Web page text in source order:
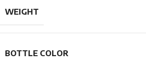
WEIGHT
BOTTLE COLOR